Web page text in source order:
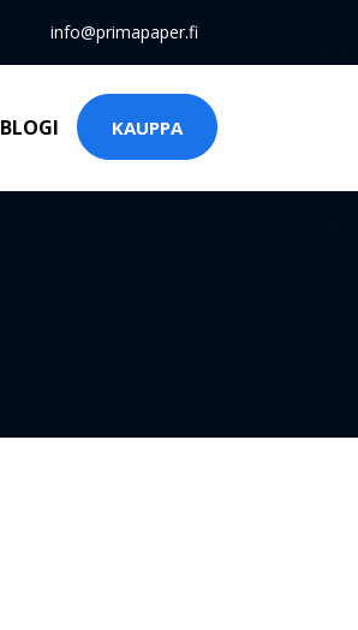
info@primapaper.fi
BLOGI KAUPPA